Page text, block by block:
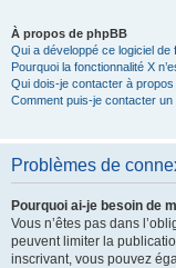
À propos de phpBB
Qui a développé ce logiciel
Pourquoi la fonctionnalité X
Qui dois-je contacter à propos
Comment puis-je contacter
Problèmes de
Pourquoi ai-je besoin de
Vous n’êtes pas dans
peuvent limiter la
inscrivant, vous pouvez